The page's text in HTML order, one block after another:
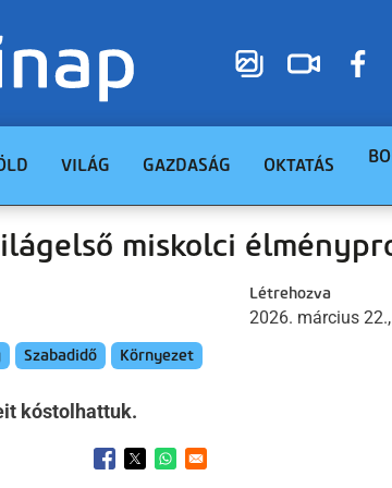
VILÁG GAZDASÁG OKTATÁS
miskolci
Létrehozva
2026. március
Szabadidő Környezet
kóstolhattuk.
Opens in a new window
Opens in a new window
Opens in a new window